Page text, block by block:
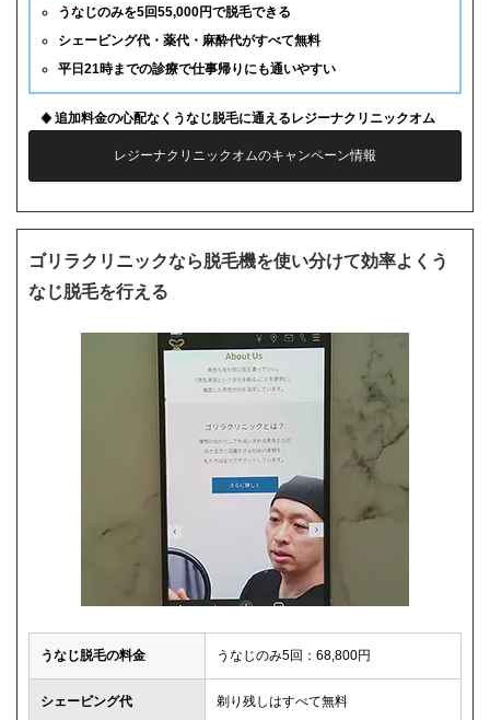
うなじのみを5回55,000円で脱毛できる
シェービング代・薬代・麻酔代がすべて無料
平日21時までの診療で仕事帰りにも通いやすい
追加料金の心配なくうなじ脱毛に通えるレジーナクリニックオム
レジーナクリニックオムのキャンペーン情報
ゴリラクリニックなら脱毛機を使い分けて効率よくう
なじ脱毛を行える
うなじ脱毛の料金 うなじのみ5回：68,800円
シェービング代 剃り残しはすべて無料